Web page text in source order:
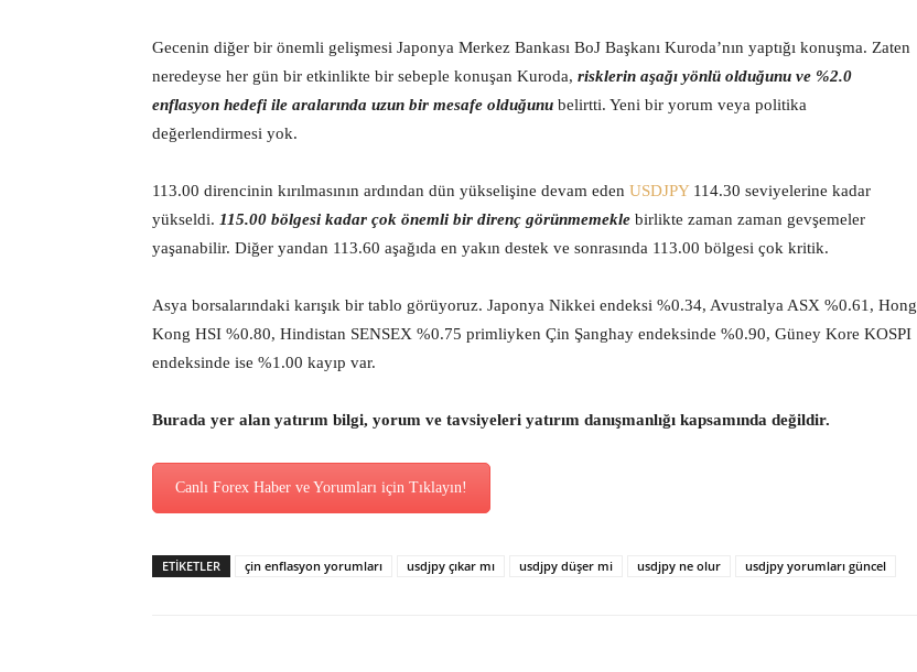
Gecenin diğer bir önemli gelişmesi Japonya Merkez Bankası BoJ Başkanı Kuroda’nın yaptığı konuşma. Zaten
neredeyse her gün bir etkinlikte bir sebeple konuşan Kuroda, risklerin aşağı yönlü olduğunu ve %2.0
enflasyon hedefi ile aralarında uzun bir mesafe olduğunu belirtti. Yeni bir yorum veya politika
değerlendirmesi yok.
113.00 direncinin kırılmasının ardından dün yükselişine devam eden USDJPY 114.30 seviyelerine kadar
yükseldi. 115.00 bölgesi kadar çok önemli bir direnç görünmemekle birlikte zaman zaman gevşemeler
yaşanabilir. Diğer yandan 113.60 aşağıda en yakın destek ve sonrasında 113.00 bölgesi çok kritik.
Asya borsalarındaki karışık bir tablo görüyoruz. Japonya Nikkei endeksi %0.34, Avustralya ASX %0.61, Hong
Kong HSI %0.80, Hindistan SENSEX %0.75 primliyken Çin Şanghay endeksinde %0.90, Güney Kore KOSPI
endeksinde ise %1.00 kayıp var.
Burada yer alan yatırım bilgi, yorum ve tavsiyeleri yatırım danışmanlığı kapsamında değildir.
Canlı Forex Haber ve Yorumları için Tıklayın!
ETİKETLER çin enflasyon yorumları usdjpy çıkar mı usdjpy düşer mi usdjpy ne olur usdjpy yorumları güncel